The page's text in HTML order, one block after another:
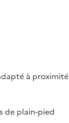
à proximité
de plain-pied